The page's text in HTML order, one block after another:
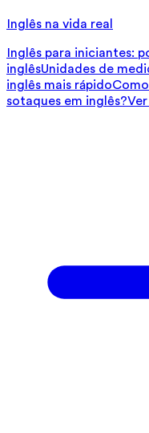
Inglês na vida real
Inglês para iniciantes:
inglêsUnidades de
inglês mais rápido
sotaques em inglês?